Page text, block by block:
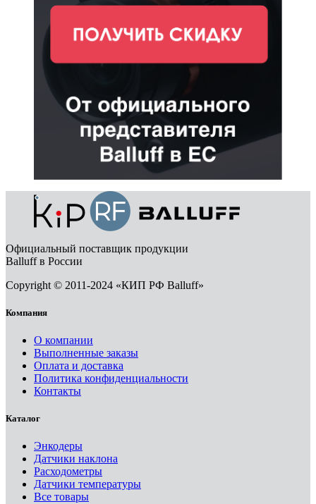
Официальный поставщик продукции
Balluff в России
Copyright © 2011-2024 «КИП РФ Balluff»
Компания
О компании
Выполненные заказы
Оплата и доставка
Политика конфиденциальности
Контакты
Каталог
Энкодеры
Датчики наклона
Расходометры
Датчики температуры
Все товары